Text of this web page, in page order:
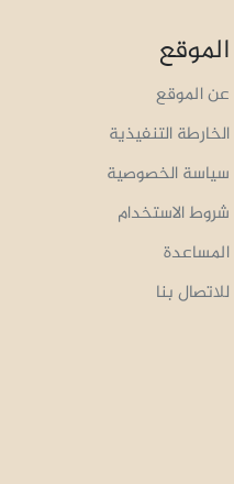
الموقع
عن الموقع
الخارطة التنفيذية
سياسة الخصوصية
شروط الاستخدام
المساعدة
للاتصال بنا